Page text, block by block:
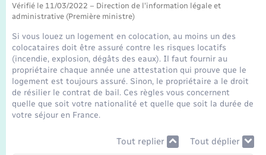
Recensement
Loisirs
Nouvel habitant
Numérique
Présentation de la commune
Publications
La Communauté de communes
Vérifié le 11/03/2022 – Direction de l'information légale et
administrative (Première ministre)
Si vous louez un logement en colocation, au moins un des
colocataires doit être assuré contre les risques locatifs
(incendie, explosion, dégâts des eaux). Il faut fournir au
propriétaire chaque année une attestation qui prouve que le
logement est toujours assuré. Sinon, le propriétaire a le droit
de résilier le contrat de bail. Ces règles vous concernent
quelle que soit votre nationalité et quelle que soit la durée de
votre séjour en France.
Tout replier Tout déplier